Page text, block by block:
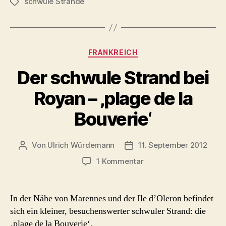
Kategorien
FRANKREICH
Der schwule Strand bei
Royan – ‚plage de la
Bouverie‘
Beitragsautor
Von Ulrich Würdemann Beitragsdatum
11. September 2012
1 Kommentarzu
Strand
Royan
In der Nähe von Marennes und der Ile d’Oleron befindet
sich ein kleiner, besuchenswerter schwuler Strand: die
‚plage de la Bouverie‘.